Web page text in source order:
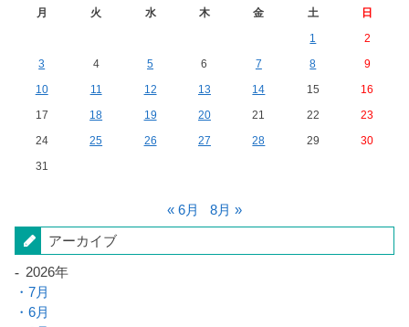
月
火 水 木 金 土
日
1
2
3
4 5 6 7 8
9
10
11 12 13 14 15
16
17
18 19 20 21 22
23
24
25 26 27 28 29
30
31
« 6月 8月 »
アーカイブ
2026年
7月
6月